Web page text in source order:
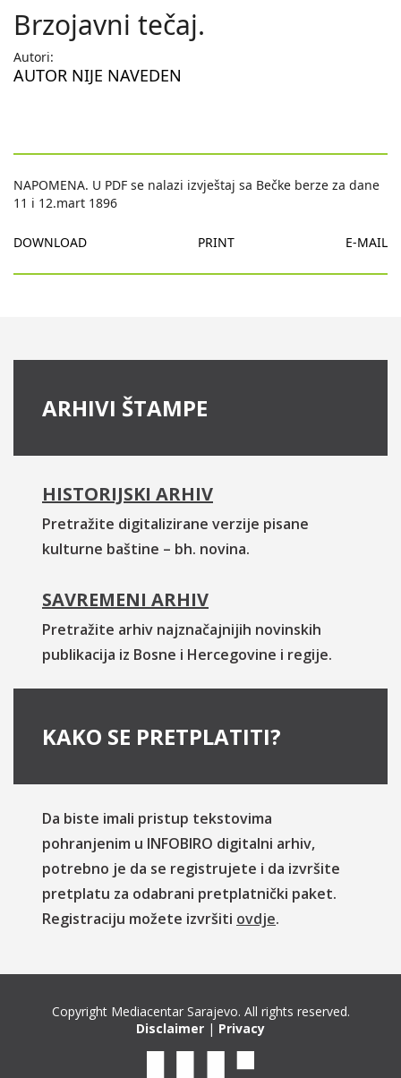
Brzojavni tečaj.
Autori:
AUTOR NIJE NAVEDEN
NAPOMENA. U PDF se nalazi izvještaj sa Bečke berze za dane
11 i 12.mart 1896
DOWNLOAD PRINT E-MAIL
ARHIVI ŠTAMPE
HISTORIJSKI ARHIV
Pretražite digitalizirane verzije pisane
kulturne baštine – bh. novina.
SAVREMENI ARHIV
Pretražite arhiv najznačajnijih novinskih
publikacija iz Bosne i Hercegovine i regije.
KAKO SE PRETPLATITI?
Da biste imali pristup tekstovima
pohranjenim u INFOBIRO digitalni arhiv,
potrebno je da se registrujete i da izvršite
pretplatu za odabrani pretplatnički paket.
Registraciju možete izvršiti ovdje.
Copyright Mediacentar Sarajevo. All rights reserved.
Disclaimer | Privacy